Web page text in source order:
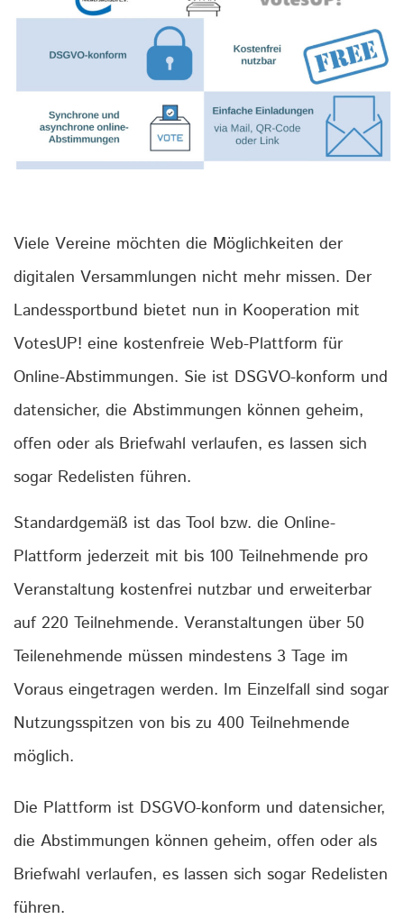
Viele Vereine möchten die Möglichkeiten der
digitalen Versammlungen nicht mehr missen. Der
Landessportbund bietet nun in Kooperation mit
VotesUP! eine kostenfreie Web-Plattform für
Online-Abstimmungen. Sie ist DSGVO-konform und
datensicher, die Abstimmungen können geheim,
offen oder als Briefwahl verlaufen, es lassen sich
sogar Redelisten führen.
Standardgemäß ist das Tool bzw. die Online-
Plattform jederzeit mit bis 100 Teilnehmende pro
Veranstaltung kostenfrei nutzbar und erweiterbar
auf 220 Teilnehmende. Veranstaltungen über 50
Teilenehmende müssen mindestens 3 Tage im
Voraus eingetragen werden. Im Einzelfall sind sogar
Nutzungsspitzen von bis zu 400 Teilnehmende
möglich.
Die Plattform ist DSGVO-konform und datensicher,
die Abstimmungen können geheim, offen oder als
Briefwahl verlaufen, es lassen sich sogar Redelisten
führen.